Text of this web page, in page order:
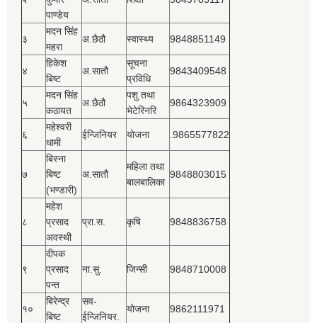
पाण्डेय
३
मदन सिंह
महरा
अ.छैठौ स्वास्थ्य 9848851149
४
हिकेश
बिष्‍ट
अ.सातौ
सूचना
प्रविधि
9843409548
५
मदन सिंह
कठायत
अ.छैठौ
पशु तथा
भेटेरिनरि
9864323909
६
महेश्‍वरी
धामी
ईन्जिनियर योजना .9865577822
७
बिस्‍ना
बिष्‍ट
(भण्डारी)
अ.सातौ
महिला तथा
बालबालिका
9848803015
८
महेश
प्रसाद
अवस्थी
प्रा.स. कृषि 9848836758
९
दीपक
प्रसाद
पन्त
ना.सु. जिन्सी 9848710008
१०
बिरेन्द्र
बिष्‍ट
सव-
ईन्जिनियर.
योजना 9862111971